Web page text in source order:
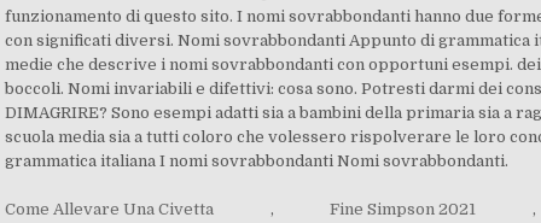
Come Allevare Una Civetta , Fine Simpson 2021
,